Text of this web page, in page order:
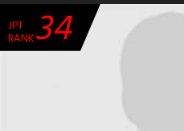
チーム
加盟
JPT
RANK34